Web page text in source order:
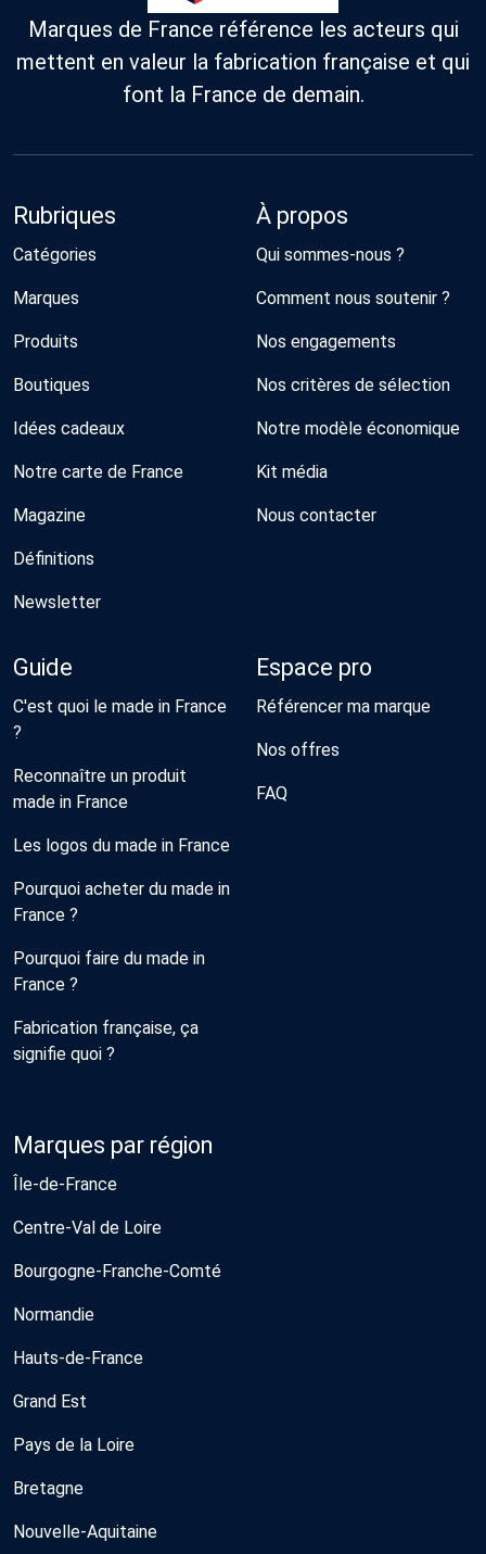
Marques de France référence les acteurs qui
mettent en valeur la fabrication française et qui
font la France de demain.
Rubriques
Catégories
Marques
Produits
Boutiques
Idées cadeaux
Notre carte de France
Magazine
Définitions
Newsletter
À propos
Qui sommes-nous ?
Comment nous soutenir ?
Nos engagements
Nos critères de sélection
Notre modèle économique
Kit média
Nous contacter
Guide
C'est quoi le made in France
?
Reconnaître un produit
made in France
Les logos du made in France
Pourquoi acheter du made in
France ?
Pourquoi faire du made in
France ?
Fabrication française, ça
signifie quoi ?
Espace pro
Référencer ma marque
Nos offres
FAQ
Marques par région
Île-de-France
Centre-Val de Loire
Bourgogne-Franche-Comté
Normandie
Hauts-de-France
Grand Est
Pays de la Loire
Bretagne
Nouvelle-Aquitaine